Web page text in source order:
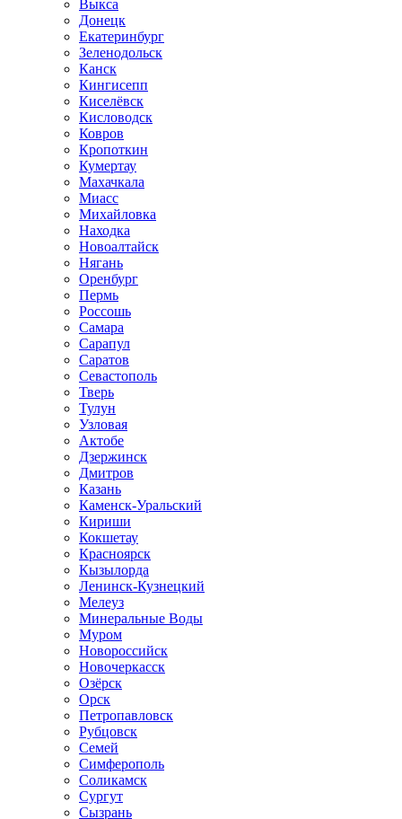
Выкса
Донецк
Екатеринбург
Зеленодольск
Канск
Кингисепп
Киселёвск
Кисловодск
Ковров
Кропоткин
Кумертау
Махачкала
Миасс
Михайловка
Находка
Новоалтайск
Нягань
Оренбург
Пермь
Россошь
Самара
Сарапул
Саратов
Севастополь
Тверь
Тулун
Узловая
Актобе
Дзержинск
Дмитров
Казань
Каменск-Уральский
Кириши
Кокшетау
Красноярск
Кызылорда
Ленинск-Кузнецкий
Мелеуз
Минеральные Воды
Муром
Новороссийск
Новочеркасск
Озёрск
Орск
Петропавловск
Рубцовск
Семей
Симферополь
Соликамск
Сургут
Сызрань